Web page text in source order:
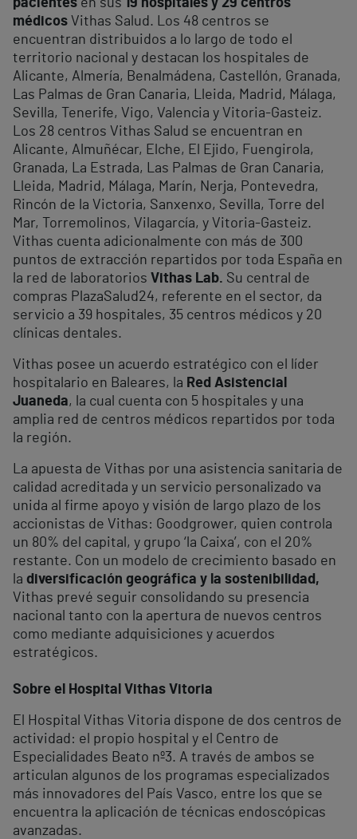
pacientes en sus
19 hospitales y 29 centros
médicos Vithas Salud. Los 48 centros se
encuentran distribuidos a lo largo de todo el
territorio nacional y destacan los hospitales de
Alicante, Almería, Benalmádena, Castellón, Granada,
Las Palmas de Gran Canaria, Lleida, Madrid, Málaga,
Sevilla, Tenerife, Vigo, Valencia y Vitoria-Gasteiz.
Los 28 centros Vithas Salud se encuentran en
Alicante, Almuñécar, Elche, El Ejido, Fuengirola,
Granada, La Estrada, Las Palmas de Gran Canaria,
Lleida, Madrid, Málaga, Marín, Nerja, Pontevedra,
Rincón de la Victoria, Sanxenxo, Sevilla, Torre del
Mar, Torremolinos, Vilagarcía, y Vitoria-Gasteiz.
Vithas cuenta adicionalmente con más de 300
puntos de extracción repartidos por toda España en
la red de laboratorios Vithas Lab. Su central de
compras PlazaSalud24, referente en el sector, da
servicio a 39 hospitales, 35 centros médicos y 20
clínicas dentales.
Vithas posee un acuerdo estratégico con el líder
hospitalario en Baleares, la Red Asistencial
Juaneda, la cual cuenta con 5 hospitales y una
amplia red de centros médicos repartidos por toda
la región.
La apuesta de Vithas por una asistencia sanitaria de
calidad acreditada y un servicio personalizado va
unida al firme apoyo y visión de largo plazo de los
accionistas de Vithas: Goodgrower, quien controla
un 80% del capital, y grupo ‘la Caixa’, con el 20%
restante. Con un modelo de crecimiento basado en
la diversificación geográfica y la sostenibilidad,
Vithas prevé seguir consolidando su presencia
nacional tanto con la apertura de nuevos centros
como mediante adquisiciones y acuerdos
estratégicos.
Sobre el Hospital Vithas Vitoria
El Hospital Vithas Vitoria dispone de dos centros de
actividad: el propio hospital y el Centro de
Especialidades Beato nº3. A través de ambos se
articulan algunos de los programas especializados
más innovadores del País Vasco, entre los que se
encuentra la aplicación de técnicas endoscópicas
avanzadas.